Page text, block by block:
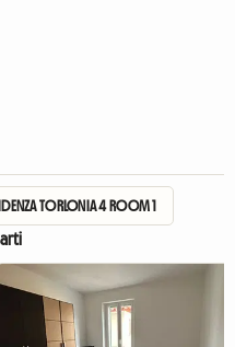
TORLONIA 4 ROOM 1